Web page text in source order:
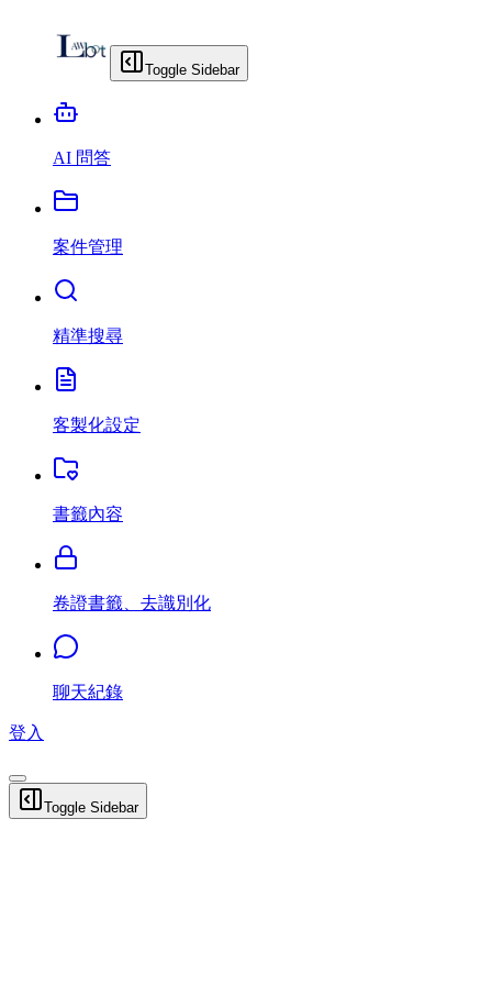
Toggle Sidebar
AI 問答
案件管理
精準搜尋
客製化設定
書籤內容
卷證書籤、去識別化
聊天紀錄
登入
Toggle Sidebar